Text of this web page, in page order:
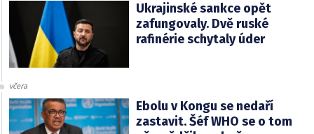
Ukrajinské sankce opět
zafungovaly. Dvě ruské
rafinérie schytaly úder
včera
Ebolu v Kongu se nedaří
zastavit. Šéf WHO se o tom